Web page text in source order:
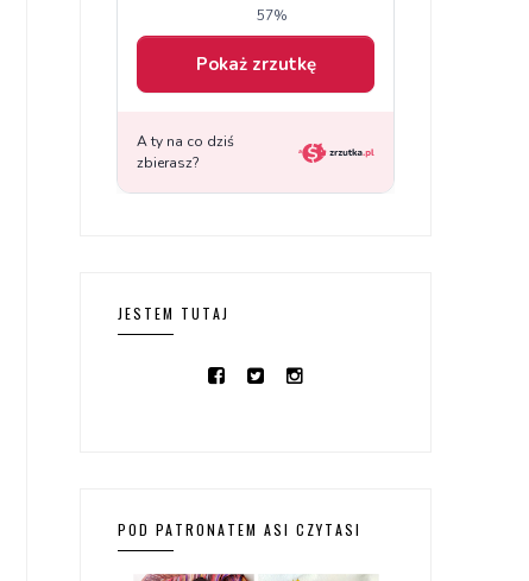
JESTEM TUTAJ
POD PATRONATEM ASI CZYTASI